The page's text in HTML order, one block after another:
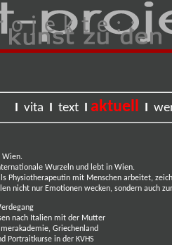
o j e k t e : :
I vita I text I aktuell I
Wien.
Wurzeln und lebt in Wien.
Physiotherapeutin mit Menschen arbeitet,
nicht nur Emotionen wecken, sondern auch
nach Italien mit der Mutter
Griechenland
Portraitkurse in der KVHS